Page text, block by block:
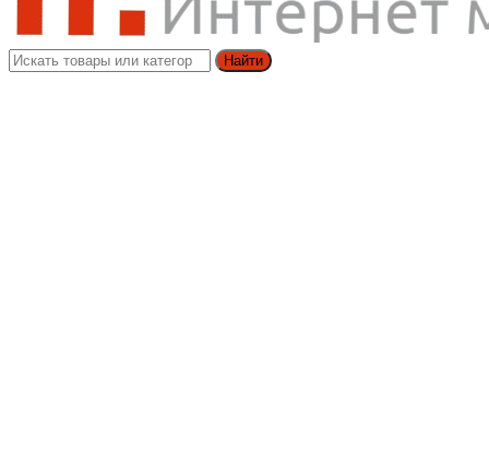
Найти